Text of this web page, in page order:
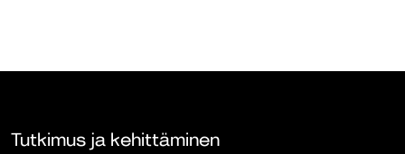
Tutkimus ja kehittäminen